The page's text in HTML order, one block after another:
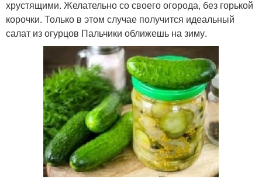
хрустящими. Желательно со своего огорода, без горькой
корочки. Только в этом случае получится идеальный
салат из огурцов Пальчики оближешь на зиму.